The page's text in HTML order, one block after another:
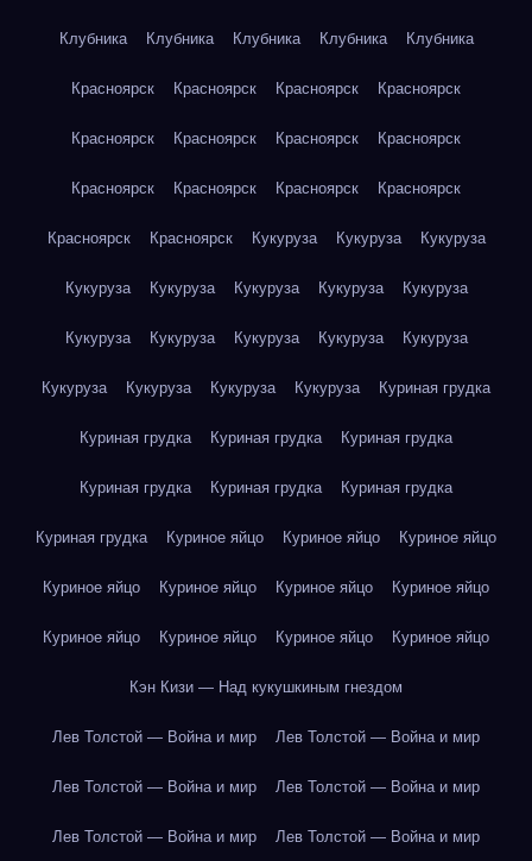
Клубника Клубника Клубника Клубника Клубника
Красноярск Красноярск Красноярск Красноярск
Красноярск Красноярск Красноярск Красноярск
Красноярск Красноярск Красноярск Красноярск
Красноярск Красноярск Кукуруза Кукуруза Кукуруза
Кукуруза Кукуруза Кукуруза Кукуруза Кукуруза
Кукуруза Кукуруза Кукуруза Кукуруза Кукуруза
Кукуруза Кукуруза Кукуруза Кукуруза Куриная грудка
Куриная грудка Куриная грудка Куриная грудка
Куриная грудка Куриная грудка Куриная грудка
Куриная грудка Куриное яйцо Куриное яйцо Куриное яйцо
Куриное яйцо Куриное яйцо Куриное яйцо Куриное яйцо
Куриное яйцо Куриное яйцо Куриное яйцо Куриное яйцо
Кэн Кизи — Над кукушкиным гнездом
Лев Толстой — Война и мир Лев Толстой — Война и мир
Лев Толстой — Война и мир Лев Толстой — Война и мир
Лев Толстой — Война и мир Лев Толстой — Война и мир